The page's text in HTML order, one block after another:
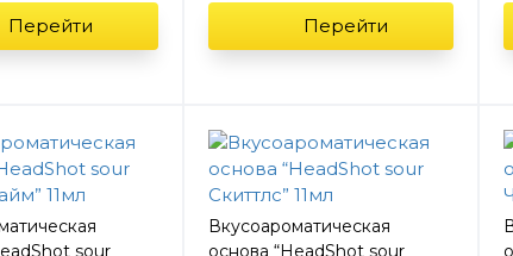
Перейти Перейти
sour
Вкусоароматическая
основа “HeadShot sour